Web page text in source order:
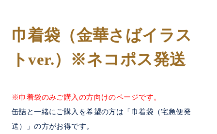
巾着袋（金華さばイラス
トver.）※ネコポス発送
※巾着袋のみご購入の方向けのページです。
缶詰と一緒にご購入を希望の方は「巾着袋（宅急便発
送）」の方がお得です。